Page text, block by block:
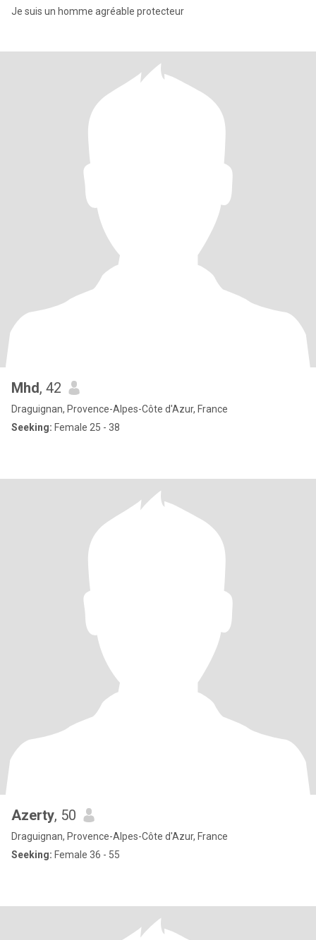
Je suis un homme agréable protecteur
Mhd, 42
Draguignan, Provence-Alpes-Côte d'Azur, France
Seeking: Female 25 - 38
Azerty, 50
Draguignan, Provence-Alpes-Côte d'Azur, France
Seeking: Female 36 - 55